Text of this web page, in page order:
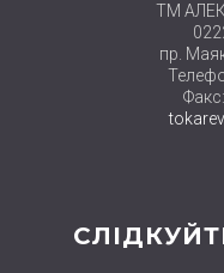
ТМ
пр.